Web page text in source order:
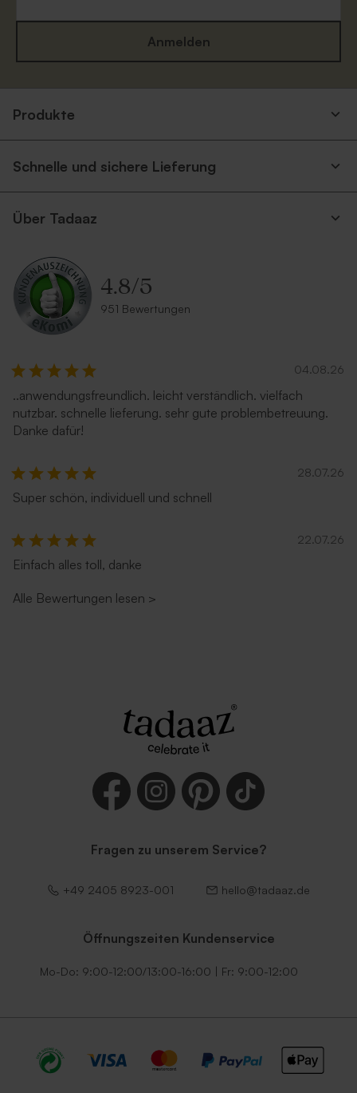
Quadratische Umschlag in
Magenta
Quadratischer Umschlag in
Rot
Rosa
Silberner Umschlag Blauer Umschlag
12,5 cm
mit spitzer Klappe
Terrakotta Umschlag Dunkelgrüner Umschlag
Anmelden
Produkte
Schnelle und sichere Lieferung
Über Tadaaz
4.8/5
951 Bewertungen
04.08.26
..anwendungsfreundlich. leicht verständlich. vielfach
nutzbar. schnelle lieferung. sehr gute problembetreuung.
Danke dafür!
28.07.26
Super schön, individuell und schnell
22.07.26
Einfach alles toll, danke
Alle Bewertungen lesen >
Fragen zu unserem Service?
+49 2405 8923-001 hello@tadaaz.de
Öffnungszeiten Kundenservice
Mo-Do: 9:00-12:00/13:00-16:00 | Fr: 9:00-12:00